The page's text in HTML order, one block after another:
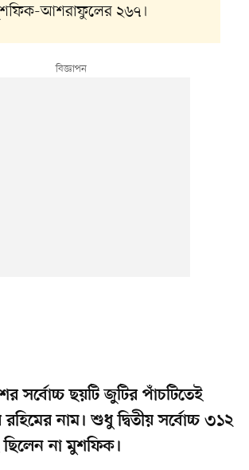
আশরাফুলের ২৬৭।
সর্বোচ্চ ছয়টি জুটির পাঁচটিতেই
নাম। শুধু দ্বিতীয় সর্বোচ্চ ৩১২
ছিলেন না মুশফিক।